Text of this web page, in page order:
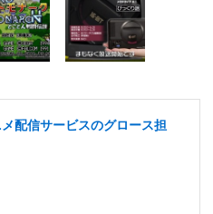
配信サービスのグロース担